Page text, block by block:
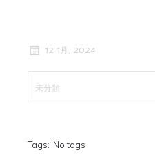
12 1月, 2024
未分類
Tags: No tags